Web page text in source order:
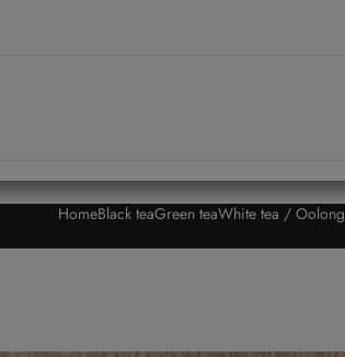
HomeBlack teaGreen teaWhite tea / Oolong